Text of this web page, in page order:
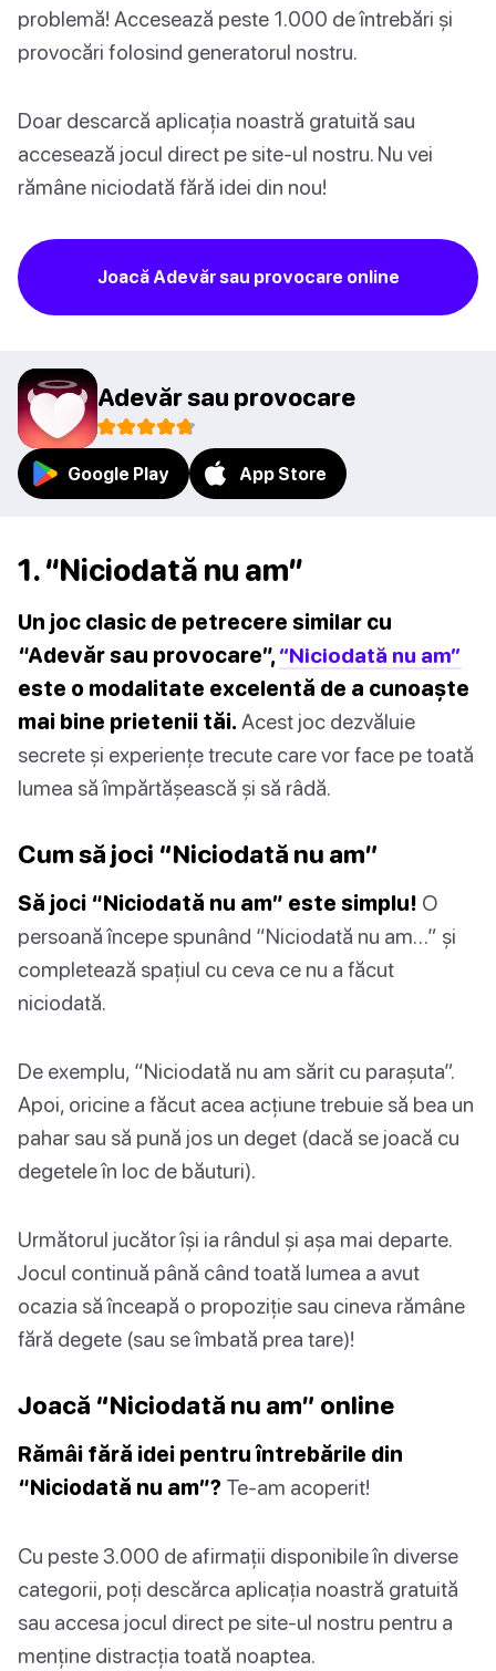
problemă! Accesează peste 1.000 de întrebări și
provocări folosind generatorul nostru.
Doar descarcă aplicația noastră gratuită sau
accesează jocul direct pe site-ul nostru. Nu vei
rămâne niciodată fără idei din nou!
Joacă Adevăr sau provocare online
Adevăr sau provocare
Google Play App Store
1. “Niciodată nu am”
Un joc clasic de petrecere similar cu
“Adevăr sau provocare”, “Niciodată nu am”
este o modalitate excelentă de a cunoaște
mai bine prietenii tăi. Acest joc dezvăluie
secrete și experiențe trecute care vor face pe toată
lumea să împărtășească și să râdă.
Cum să joci “Niciodată nu am”
Să joci “Niciodată nu am” este simplu! O
persoană începe spunând “Niciodată nu am…” și
completează spațiul cu ceva ce nu a făcut
niciodată.
De exemplu, “Niciodată nu am sărit cu parașuta”.
Apoi, oricine a făcut acea acțiune trebuie să bea un
pahar sau să pună jos un deget (dacă se joacă cu
degetele în loc de băuturi).
Următorul jucător își ia rândul și așa mai departe.
Jocul continuă până când toată lumea a avut
ocazia să înceapă o propoziție sau cineva rămâne
fără degete (sau se îmbată prea tare)!
Joacă “Niciodată nu am” online
Rămâi fără idei pentru întrebările din
“Niciodată nu am”? Te-am acoperit!
Cu peste 3.000 de afirmații disponibile în diverse
categorii, poți descărca aplicația noastră gratuită
sau accesa jocul direct pe site-ul nostru pentru a
menține distracția toată noaptea.